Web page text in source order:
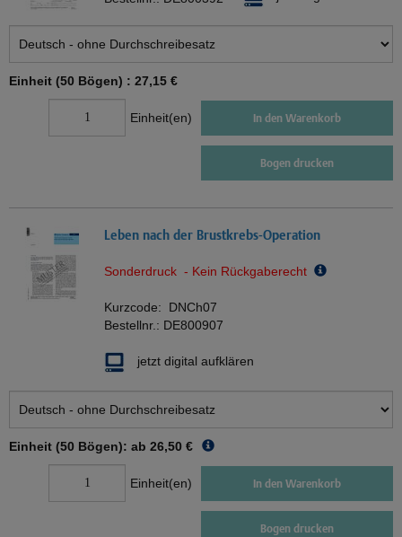
Einheit (50 Bögen) : 27,15 €
Einheit(en) In den Warenkorb
Bogen drucken
Leben nach der Brustkrebs-Operation
Sonderdruck - Kein Rückgaberecht
Kurzcode: DNCh07
Bestellnr.: DE800907
jetzt digital aufklären
Einheit (50 Bögen): ab 26,50 €
Einheit(en) In den Warenkorb
Bogen drucken